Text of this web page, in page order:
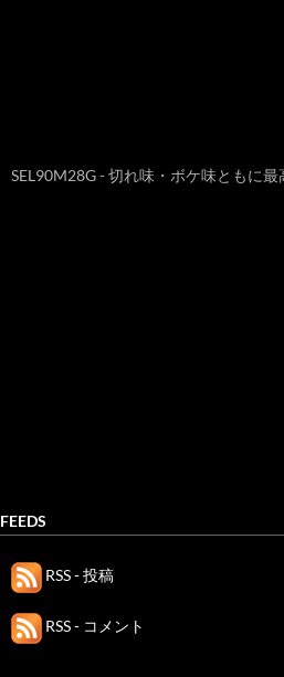
SEL90M28G - 切れ味・ボケ味ともに
FEEDS
RSS - 投稿
RSS - コメント